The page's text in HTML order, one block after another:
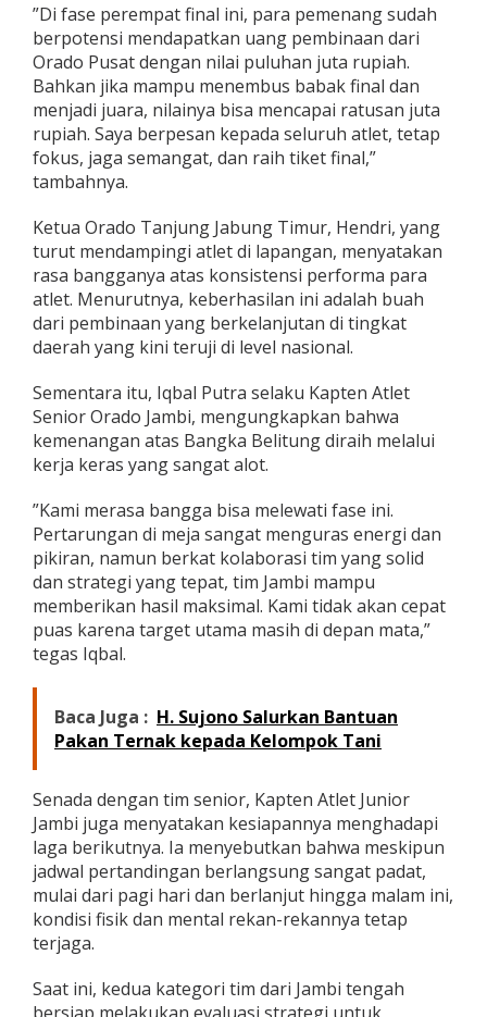
​”Di fase perempat final ini, para pemenang sudah
berpotensi mendapatkan uang pembinaan dari
Orado Pusat dengan nilai puluhan juta rupiah.
Bahkan jika mampu menembus babak final dan
menjadi juara, nilainya bisa mencapai ratusan juta
rupiah. Saya berpesan kepada seluruh atlet, tetap
fokus, jaga semangat, dan raih tiket final,”
tambahnya.
Ketua Orado Tanjung Jabung Timur, Hendri, yang
turut mendampingi atlet di lapangan, menyatakan
rasa bangganya atas konsistensi performa para
atlet. Menurutnya, keberhasilan ini adalah buah
dari pembinaan yang berkelanjutan di tingkat
daerah yang kini teruji di level nasional.
Sementara itu, Iqbal Putra selaku Kapten Atlet
Senior Orado Jambi, mengungkapkan bahwa
kemenangan atas Bangka Belitung diraih melalui
kerja keras yang sangat alot.
​”Kami merasa bangga bisa melewati fase ini.
Pertarungan di meja sangat menguras energi dan
pikiran, namun berkat kolaborasi tim yang solid
dan strategi yang tepat, tim Jambi mampu
memberikan hasil maksimal. Kami tidak akan cepat
puas karena target utama masih di depan mata,”
tegas Iqbal.
Baca Juga : H. Sujono Salurkan Bantuan
Pakan Ternak kepada Kelompok Tani
Senada dengan tim senior, Kapten Atlet Junior
Jambi juga menyatakan kesiapannya menghadapi
laga berikutnya. Ia menyebutkan bahwa meskipun
jadwal pertandingan berlangsung sangat padat,
mulai dari pagi hari dan berlanjut hingga malam ini,
kondisi fisik dan mental rekan-rekannya tetap
terjaga.
​Saat ini, kedua kategori tim dari Jambi tengah